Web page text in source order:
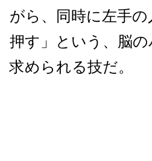
がら、同時に左手
押す」という、脳
求められる技だ。